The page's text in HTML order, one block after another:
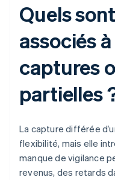
Quels
associés
captures
partielles
La capture différée
flexibilité, mais elle
manque de vigilance
revenus, des retards